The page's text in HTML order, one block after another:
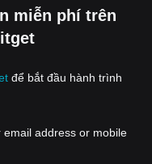
miễn phí trên
để bắt đầu hành trình
address or mobile